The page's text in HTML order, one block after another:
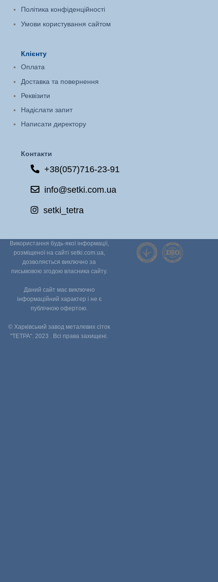
Політика конфіденційності
Умови користування сайтом
Клієнту
Оплата
Доставка та повернення
Реквізити
Надіслати запит
Написати директору
Контакти
+38(057)716-23-91
info@setki.com.ua
setki_tetra
Використання будь-якої інформації,
розміщеної на сайті setki.com.ua,
дозволяється виключно за
письмовою згодою власника сайту.
Даний сайт має виключно
інформаційний характер і не є
публічною офертою.
© Харківський завод металевих сіток
"ТЕТРА". 2023 . Всі права захищені.